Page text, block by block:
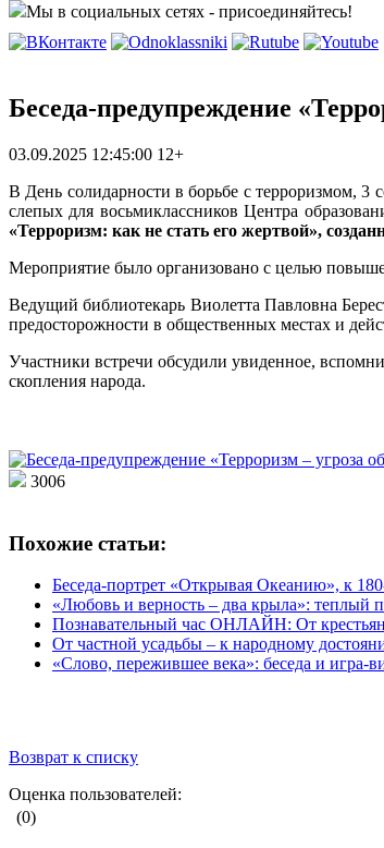
Мы в социальных сетях - присоединяйтесь!
Беседа-предупреждение
03.09.2025 12:45:00 12+
В День солидарности в борьбе с терроризмом, 3
слепых для восьмиклассников Центра
«Терроризм: как не стать его жертвой»,
Мероприятие было организовано с целью
Ведущий библиотекарь Виолетта Павловна
предосторожности в общественных местах и
Участники встречи обсудили увиденное,
скопления народа.
3006
Похожие статьи:
Беседа-портрет «Открывая Океанию», к
«Любовь и верность – два крыла»: теплый
Познавательный час ОНЛАЙН: От
От частной усадьбы – к народному
«Слово, пережившее века»: беседа и игра-
Возврат к списку
Оценка пользователей:
(0)